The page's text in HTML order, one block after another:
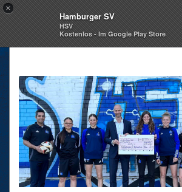
×
Hamburger SV
HSV
Kostenlos - Im Google Play Store
skip_navigation